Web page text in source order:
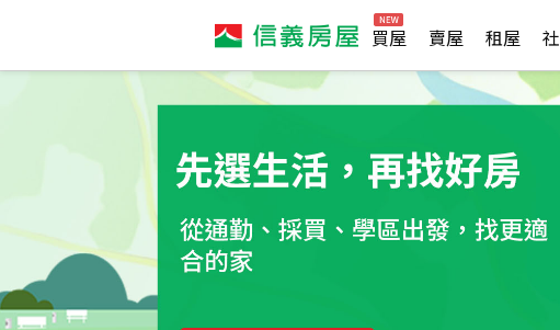
買屋 賣屋 租屋